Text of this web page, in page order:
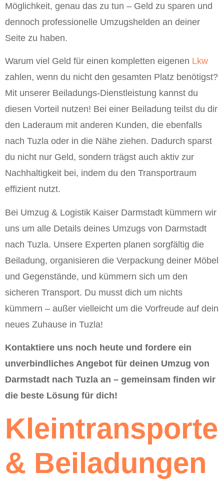
Möglichkeit, genau das zu tun – Geld zu sparen und
dennoch professionelle Umzugshelden an deiner
Seite zu haben.
Warum viel Geld für einen kompletten eigenen Lkw
zahlen, wenn du nicht den gesamten Platz benötigst?
Mit unserer Beiladungs-Dienstleistung kannst du
diesen Vorteil nutzen! Bei einer Beiladung teilst du dir
den Laderaum mit anderen Kunden, die ebenfalls
nach Tuzla oder in die Nähe ziehen. Dadurch sparst
du nicht nur Geld, sondern trägst auch aktiv zur
Nachhaltigkeit bei, indem du den Transportraum
effizient nutzt.
Bei Umzug & Logistik Kaiser Darmstadt kümmern wir
uns um alle Details deines Umzugs von Darmstadt
nach Tuzla. Unsere Experten planen sorgfältig die
Beiladung, organisieren die Verpackung deiner Möbel
und Gegenstände, und kümmern sich um den
sicheren Transport. Du musst dich um nichts
kümmern – außer vielleicht um die Vorfreude auf dein
neues Zuhause in Tuzla!
Kontaktiere uns noch heute und fordere ein
unverbindliches Angebot für deinen Umzug von
Darmstadt nach Tuzla an – gemeinsam finden wir
die beste Lösung für dich!
Kleintransporte
& Beiladungen